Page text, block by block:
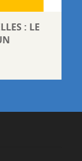
: LE